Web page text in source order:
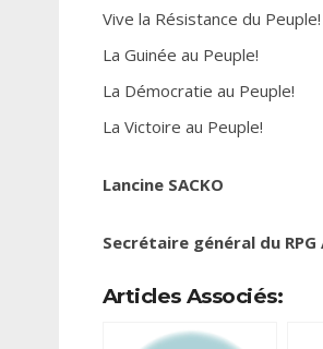
Vive la Résistance du Peuple!
La Guinée au Peuple!
La Démocratie au Peuple!
La Victoire au Peuple!
Lancine SACKO
Secrétaire général du RPG
Articles Associés: